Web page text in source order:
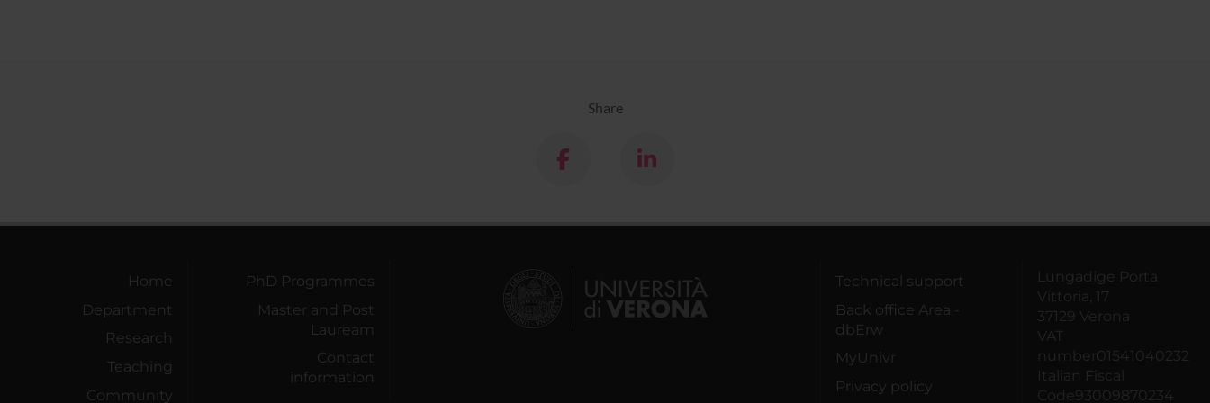
Share
Home
Department
Research
Teaching
Community
PhD Programmes
Master and Post
Lauream
Contact
information
Technical support
Back office Area -
dbErw
MyUnivr
Privacy policy
Lungadige Porta
Vittoria, 17
37129 Verona
VAT
number01541040232
Italian Fiscal
Code93009870234